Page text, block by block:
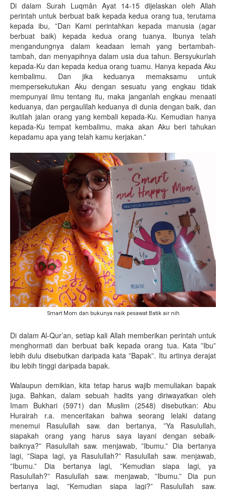
Di dalam Surah Luqmân Ayat 14-15 dijelaskan oleh Allah
perintah untuk berbuat baik kepada kedua orang tua, terutama
kepada ibu, ”Dan Kami perintahkan kepada manusia (agar
berbuat baik) kepada kedua orang tuanya. Ibunya telah
mengandungnya dalam keadaan lemah yang bertambah-
tambah, dan menyapihnya dalam usia dua tahun. Bersyukurlah
kepada-Ku dan kepada kedua orang tuamu. Hanya kepada Aku
kembalimu. Dan jika keduanya memaksamu untuk
mempersekutukan Aku dengan sesuatu yang engkau tidak
mempunyai ilmu tentang itu, maka janganlah engkau menaati
keduanya, dan pergaulilah keduanya di dunia dengan baik, dan
ikutilah jalan orang yang kembali kepada-Ku. Kemudian hanya
kepada-Ku tempat kembalimu, maka akan Aku beri tahukan
kepadamu apa yang telah kamu kerjakan.”
Smart Mom dan bukunya naik pesawat Batik air nih
Di dalam Al-Qur’an, setiap kali Allah memberikan perintah untuk
menghormati dan berbuat baik kepada orang tua. Kata ”Ibu”
lebih dulu disebutkan daripada kata ”Bapak”. Itu artinya derajat
ibu lebih tinggi daripada bapak.
Walaupun demikian, kita tetap harus wajib memuliakan bapak
juga. Bahkan, dalam sebuah hadits yang diriwayatkan oleh
Imam Bukhari (5971) dan Muslim (2548) disebutkan: Abu
Hurairah r.a. menceritakan bahwa seorang lelaki datang
menemui Rasulullah saw. dan bertanya, ”Ya Rasulullah,
siapakah orang yang harus saya layani dengan sebaik-
baiknya?” Rasulullah saw. menjawab, ”Ibumu.” Dia bertanya
lagi, ”Siapa lagi, ya Rasulullah?” Rasulullah saw. menjawab,
”Ibumu.” Dia bertanya lagi, ”Kemudian siapa lagi, ya
Rasulullah?” Rasulullah saw. menjawab, ”Ibumu.” Dia pun
bertanya lagi, ”Kemudian siapa lagi?” Rasulullah saw.